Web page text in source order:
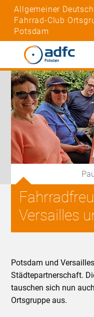
Allgemeiner
Fahrrad-Club
Potsdam
Versailles
Potsdam und
Städtepartnerschaft.
tauschen sich nun
Ortsgruppe aus.